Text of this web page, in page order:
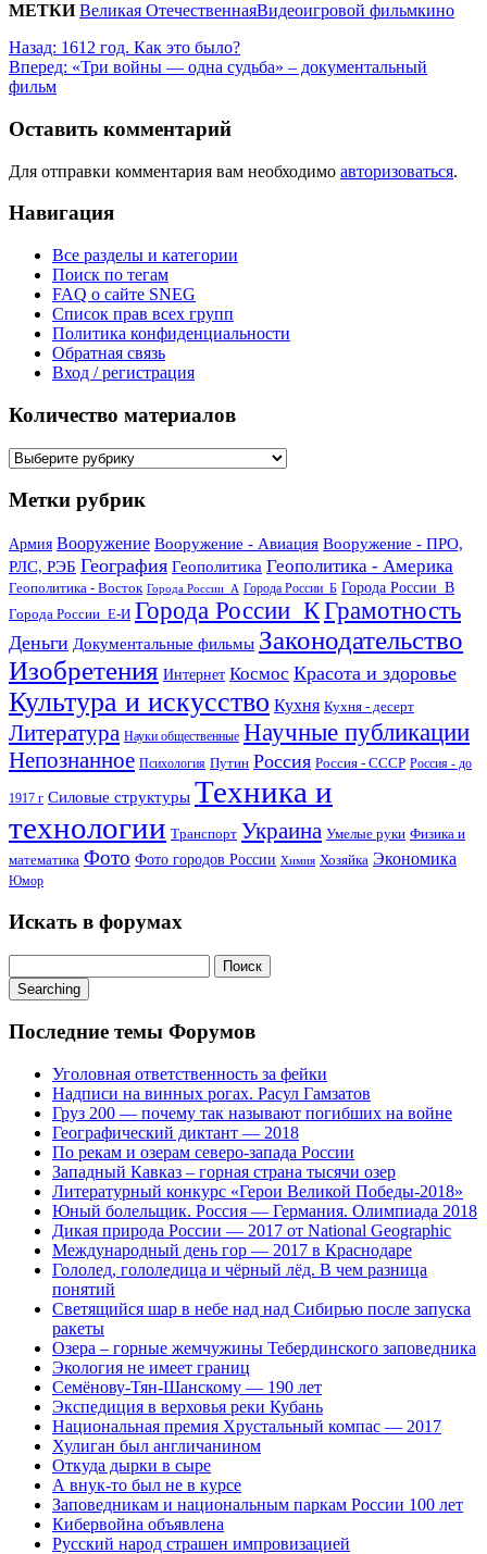
МЕТКИВеликая ОтечественнаяВидеоигровой фильмкино
Назад: 1612 год. Как это было?
Вперед: «Три войны — одна судьба» – документальный
фильм
Оставить комментарий
Для отправки комментария вам необходимо авторизоваться.
Навигация
Все разделы и категории
Поиск по тегам
FAQ о сайте SNEG
Список прав всех групп
Политика конфиденциальности
Обратная связь
Вход / регистрация
Количество материалов
Количество
Метки рубрик
Армия Вооружение Вооружение - Авиация Вооружение - ПРО,
РЛС, РЭБ География Геополитика Геополитика - Америка
Геополитика - Восток Города России_А Города России_Б Города России_В
Города России_Е-И Города России_КГрамотность
Деньги Документальные фильмы Законодательство
Изобретения Интернет Космос Красота и здоровье
Культура и искусство Кухня Кухня - десерт
Литература Науки общественные Научные публикации
Непознанное Психология Путин Россия Россия - СССР Россия - до
1917 г Силовые структуры Техника и
технологии Транспорт Украина Умелые руки Физика и
математика Фото Фото городов России Химия Хозяйка Экономика
Юмор
Искать в форумах
Searching
Последние темы Форумов
Уголовная ответственность за фейки
Надписи на винных рогах. Расул Гамзатов
Груз 200 — почему так называют погибших на войне
Географический диктант — 2018
По рекам и озерам северо-запада России
Западный Кавказ – горная страна тысячи озер
Литературный конкурс «Герои Великой Победы-2018»
Юный болельщик. Россия — Германия. Олимпиада 2018
Дикая природа России — 2017 от National Geographic
Международный день гор — 2017 в Краснодаре
Гололед, гололедица и чёрный лёд. В чем разница
понятий
Светящийся шар в небе над над Сибирью после запуска
ракеты
Озера – горные жемчужины Тебердинского заповедника
Экология не имеет границ
Семёнову-Тян-Шанскому — 190 лет
Экспедиция в верховья реки Кубань
Национальная премия Хрустальный компас — 2017
Хулиган был англичанином
Откуда дырки в сыре
А внук-то был не в курсе
Заповедникам и национальным паркам России 100 лет
Кибервойна объявлена
Русский народ страшен импровизацией